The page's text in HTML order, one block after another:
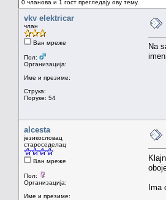
0 чланова и 1 гост прегледају ову тему.
vkv elektricar
члан
Ван мреже
Пол:
Организација:
Име и презиме:
Струка:
Поруке: 54
Na
alcesta
језикословац
староседелац
Ван мреже
Пол:
Организација:
Име и презиме:
Ima